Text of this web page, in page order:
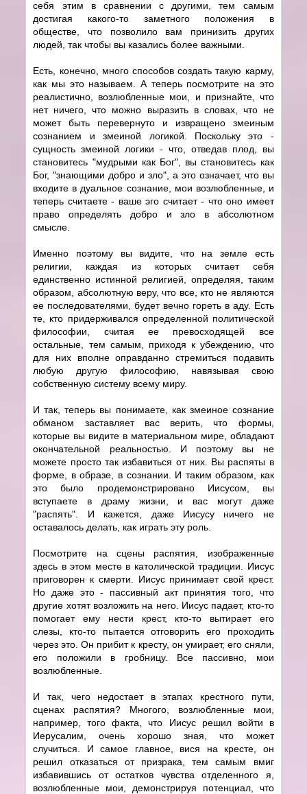
себя этим в сравнении с другими, тем самым
достигая какого-то заметного положения в
обществе, что позволило вам принизить других
людей, так чтобы вы казались более важными.
Есть, конечно, много способов создать такую карму,
как мы это называем. А теперь посмотрите на это
реалистично, возлюбленные мои, и признайте, что
нет ничего, что можно выразить в словах, что не
может быть перевернуто и извращено змеиным
сознанием и змеиной логикой. Поскольку это -
сущность змеиной логики - что, отведав плод, вы
становитесь "мудрыми как Бог", вы становитесь как
Бог, "знающими добро и зло", а это означает, что вы
входите в дуальное сознание, мои возлюбленные, и
теперь считаете - ваше эго считает - что оно имеет
право определять добро и зло в абсолютном
смысле.
Именно поэтому вы видите, что на земле есть
религии, каждая из которых считает себя
единственно истинной религией, определяя, таким
образом, абсолютную веру, что все, кто не являются
ее последователями, будет вечно гореть в аду. Есть
те, кто придерживался определенной политической
философии, считая ее превосходящей все
остальные, тем самым, приходя к убеждению, что
для них вполне оправданно стремиться подавить
любую другую философию, навязывая свою
собственную систему всему миру.
И так, теперь вы понимаете, как змеиное сознание
обманом заставляет вас верить, что формы,
которые вы видите в материальном мире, обладают
окончательной реальностью. И поэтому вы не
можете просто так избавиться от них. Вы распяты в
форме, в образе, в сознании. И таким образом, как
это было продемонстрировано Иисусом, вы
вступаете в драму жизни, и вас могут даже
"распять". И кажется, даже Иисусу ничего не
оставалось делать, как играть эту роль.
Посмотрите на сцены распятия, изображенные
здесь в этом месте в католической традиции. Иисус
приговорен к смерти. Иисус принимает свой крест.
Но даже это - пассивный акт принятия того, что
другие хотят возложить на него. Иисус падает, кто-то
помогает ему нести крест, кто-то вытирает его
слезы, кто-то пытается отговорить его проходить
через это. Он прибит к кресту, он умирает, его сняли,
его положили в гробницу. Все пассивно, мои
возлюбленные.
И так, чего недостает в этапах крестного пути,
сценах распятия? Многого, возлюбленные мои,
например, того факта, что Иисус решил войти в
Иерусалим, очень хорошо зная, что может
случиться. И самое главное, вися на кресте, он
решил отказаться от призрака, тем самым вмиг
избавившись от остатков чувства отделенного я,
возлюбленные мои, демонстрируя потенциал, что